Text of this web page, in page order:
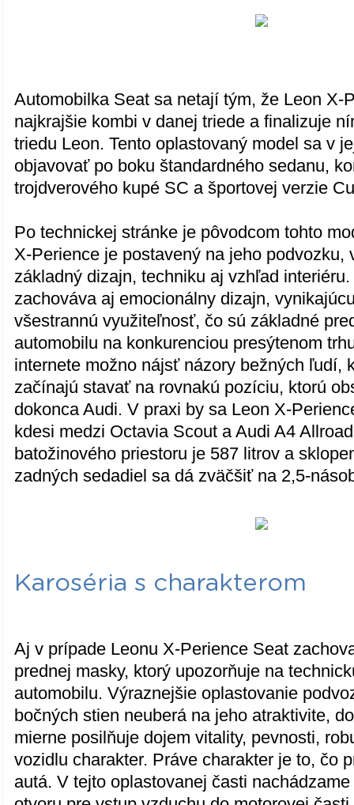
Automobilka Seat sa netají tým, že Leon X-
najkrajšie kombi v danej triede a finalizuje
triedu Leon. Tento oplastovaný model sa v
objavovať po boku štandardného sedanu,
trojdverového kupé SC a športovej verzie
Po technickej stránke je pôvodcom tohto
X-Perience je postavený na jeho podvozku,
základný dizajn, techniku aj vzhľad
zachováva aj emocionálny dizajn,
všestrannú využiteľnosť, čo sú základné
automobilu na konkurenciou presýtenom
internete možno nájsť názory bežných ľudí,
začínajú stavať na rovnakú pozíciu, ktorú
dokonca Audi. V praxi by sa Leon X-
kdesi medzi Octavia Scout a Audi A4
batožinového priestoru je 587 litrov a
zadných sedadiel sa dá zväčšiť na 2,5-
Karoséria s charakterom
Aj v prípade Leonu X-Perience Seat
prednej masky, ktorý upozorňuje na
automobilu. Výraznejšie oplastovanie
bočných stien neuberá na jeho atraktivite,
mierne posilňuje dojem vitality, pevnosti,
vozidlu charakter. Práve charakter je to, čo
autá. V tejto oplastovanej časti